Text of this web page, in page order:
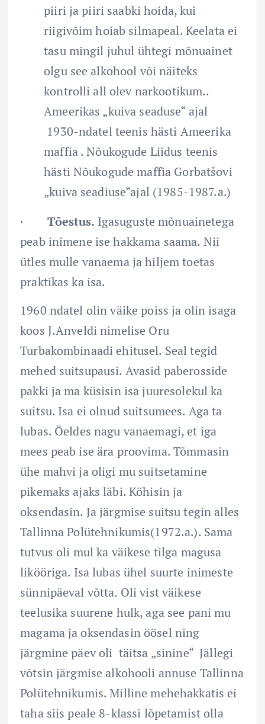
piiri ja piiri saabki hoida, kui
riigivõim hoiab silmapeal. Keelata ei
tasu mingil juhul ühtegi mõnuainet
olgu see alkohool või näiteks
kontrolli all olev narkootikum..
Ameerikas „kuiva seaduse“ ajal
1930-ndatel teenis hästi Ameerika
maffia . Nõukogude Liidus teenis
hästi Nõukogude maffia Gorbatšovi
„kuiva seadiuse“ajal (1985-1987.a.)
·Tõestus. Igasuguste mõnuainetega
peab inimene ise hakkama saama. Nii
ütles mulle vanaema ja hiljem toetas
praktikas ka isa.
1960 ndatel olin väike poiss ja olin isaga
koos J.Anveldi nimelise Oru
Turbakombinaadi ehitusel. Seal tegid
mehed suitsupausi. Avasid paberosside
pakki ja ma küsisin isa juuresolekul ka
suitsu. Isa ei olnud suitsumees. Aga ta
lubas. Öeldes nagu vanaemagi, et iga
mees peab ise ära proovima. Tõmmasin
ühe mahvi ja oligi mu suitsetamine
pikemaks ajaks läbi. Köhisin ja
oksendasin. Ja järgmise suitsu tegin alles
Tallinna Polütehnikumis(1972.a.). Sama
tutvus oli mul ka väikese tilga magusa
likööriga. Isa lubas ühel suurte inimeste
sünnipäeval võtta. Oli vist väikese
teelusika suurene hulk, aga see pani mu
magama ja oksendasin öösel ning
järgmine päev oli täitsa „sinine“ Jällegi
võtsin järgmise alkohooli annuse Tallinna
Polütehnikumis. Milline mehehakkatis ei
taha siis peale 8-klassi lõpetamist olla